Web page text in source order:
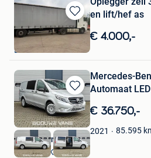
Bewaren
in
Mijn
Favorieten
en lift/hef as
€ 4.000,-
Ultimatecars
Lommel
Bewaren
in
Mijn
Favorieten
Mercedes-
Automaat
€ 36.750,-
2021 85.595
Douwe Vans B.V.
SPAUBEEK